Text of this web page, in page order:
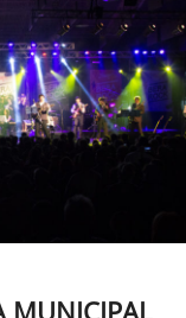
MUNICIPAL